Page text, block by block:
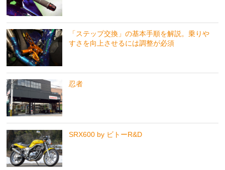
「ステップ交換」の基本手順を解説。乗りや
すさを向上させるには調整が必須
忍者
SRX600 by ビトーR&D